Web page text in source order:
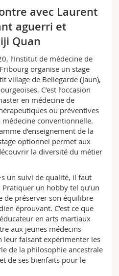
avec Laurent
aguerri et
Quan
l’Institut de médecine de
organise un stage
village de Bellegarde (Jaun),
C’est l’occasion
en médecine de
ou préventives
conventionnelle.
d’enseignement de la
optionnel permet aux
la diversité du métier
un suivi de qualité, il faut
un hobby tel qu’un
préserver son équilibre
éprouvant. C’est ce que
en arts martiaux
aux jeunes médecins
leur faisant expérimenter les
de la philosophie ancestrale
de ses bienfaits pour le